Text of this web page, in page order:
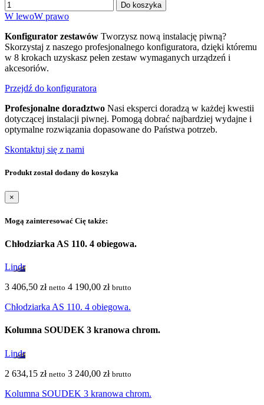
Do koszyka
W lewoW prawo
Konfigurator zestawów Tworzysz nową instalację piwną?
Skorzystaj z naszego profesjonalnego konfiguratora, dzięki któremu
w 8 krokach uzyskasz pełen zestaw wymaganych urządzeń i
akcesoriów.
Przejdź do konfiguratora
Profesjonalne doradztwo Nasi eksperci doradzą w każdej kwestii
dotyczącej instalacji piwnej. Pomogą dobrać najbardziej wydajne i
optymalne rozwiązania dopasowane do Państwa potrzeb.
Skontaktuj się z nami
Produkt został dodany do koszyka
×
Mogą zainteresować Cię także:
Chłodziarka AS 110. 4 obiegowa.
Lindr
3 406,50 zł netto 4 190,00 zł brutto
Chłodziarka AS 110. 4 obiegowa.
Kolumna SOUDEK 3 kranowa chrom.
Lindr
2 634,15 zł netto 3 240,00 zł brutto
Kolumna SOUDEK 3 kranowa chrom.